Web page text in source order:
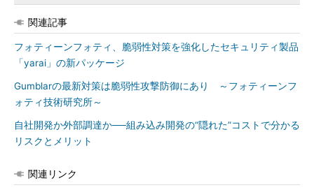
関連記事
フォティーンフォティ、脆弱性対策を強化したセキュリティ製品
「yarai」の新パッケージ
Gumblarの最新対策は脆弱性攻撃防御にあり ～フォティーンフ
ォティ技術研究所～
自社開発か外部調達か──組み込み開発の“隠れた”コストで分かる
リスクとメリット
関連リンク